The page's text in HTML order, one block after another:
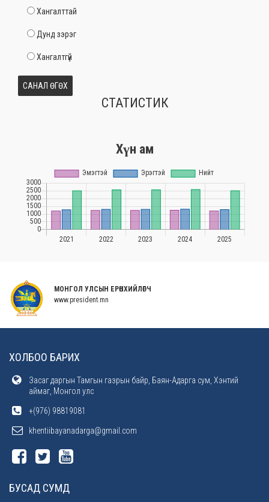
Хангалттай
Дунд зэрэг
Хангалтгүй
СТАТИСТИК
МОНГОЛ УЛСЫН ЕРӨНХИЙЛӨГЧ
www.president.mn
ХОЛБОО БАРИХ
Засаг даргын Тамгын газрын байр, Баян-Адарга сум, Хэнтий
аймаг, Монгол улс
+(976) 98819081
khentiibayanadarga@gmail.com
БУСАД СУМД